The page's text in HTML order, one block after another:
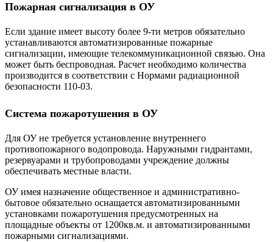
Пожарная сигнализация в ОУ
Если здание имеет высоту более 9-ти метров обязательно
устанавливаются автоматизированные пожарные
сигнализации, имеющие телекоммуникационной связью. Она
может быть беспроводная. Расчет необходимо количества
производится в соответствии с Нормами радиационной
безопасности 110-03.
Система пожаротушения в ОУ
Для ОУ не требуется установление внутреннего
противопожарного водопровода. Наружными гидрантами,
резервуарами и трубопроводами учреждение должны
обеспечивать местные власти.
ОУ имея назначение общественное и административно-
бытовое обязательно оснащается автоматизированными
установками пожаротушения предусмотренных на
площадные объекты от 1200кв.м. и автоматизированными
пожарными сигнализациями.